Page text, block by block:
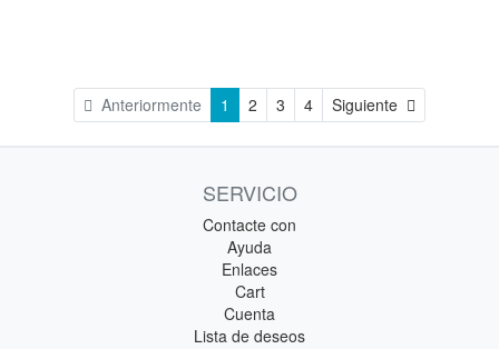
Anteriormente 1 2 3 4 Siguiente
SERVICIO
Contacte con
Ayuda
Enlaces
Cart
Cuenta
Lista de deseos